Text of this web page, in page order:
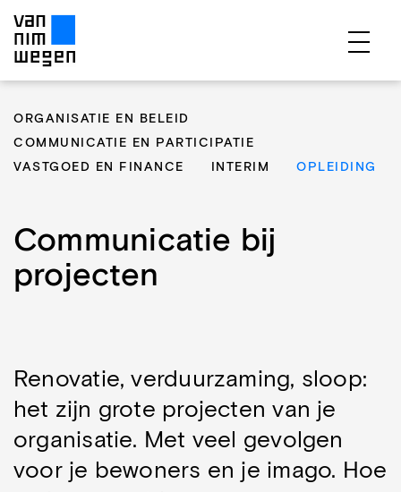
PUBLICATIES
TEAM
ORGANISATIE EN BELEID
COMMUNICATIE EN PARTICIPATIE
VASTGOED EN FINANCE
INTERIM OPLEIDING
Communicatie bij
projecten
Renovatie, verduurzaming, sloop:
het zijn grote projecten van je
organisatie. Met veel gevolgen
voor je bewoners en je imago. Hoe